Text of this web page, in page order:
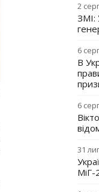
2
ЗМІ:
6
В
6
31
МіГ-